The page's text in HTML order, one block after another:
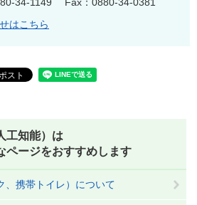
はこちら
工知能）は
ページをおすすめします
、携帯トイレ）について